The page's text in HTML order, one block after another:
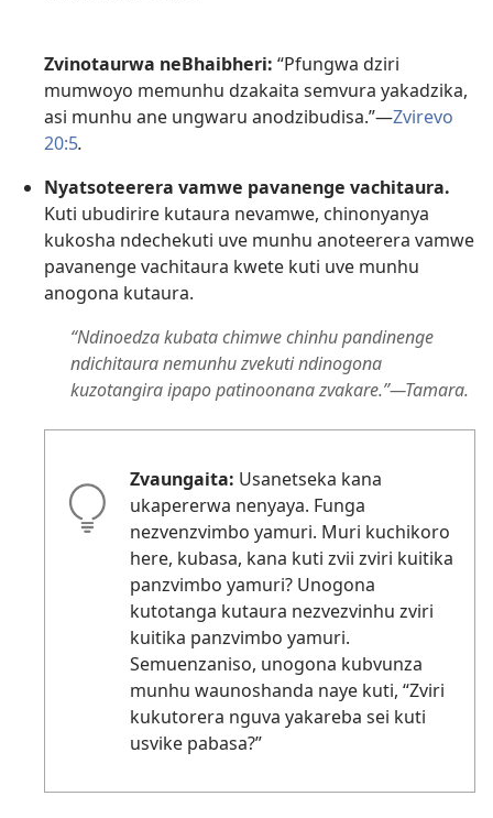
Zvinotaurwa neBhaibheri: “Pfungwa dziri
mumwoyo memunhu dzakaita semvura yakadzika,
asi munhu ane ungwaru anodzibudisa.”—Zvirevo
20:5.
Nyatsoteerera vamwe pavanenge vachitaura.
Kuti ubudirire kutaura nevamwe, chinonyanya
kukosha ndechekuti uve munhu anoteerera vamwe
pavanenge vachitaura kwete kuti uve munhu
anogona kutaura.
“Ndinoedza kubata chimwe chinhu pandinenge
ndichitaura nemunhu zvekuti ndinogona
kuzotangira ipapo patinoonana zvakare.”—Tamara.
Zvaungaita: Usanetseka kana
ukapererwa nenyaya. Funga
nezvenzvimbo yamuri. Muri kuchikoro
here, kubasa, kana kuti zvii zviri kuitika
panzvimbo yamuri? Unogona
kutotanga kutaura nezvezvinhu zviri
kuitika panzvimbo yamuri.
Semuenzaniso, unogona kubvunza
munhu waunoshanda naye kuti, “Zviri
kukutorera nguva yakareba sei kuti
usvike pabasa?”